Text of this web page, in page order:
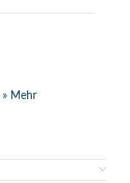
» Mehr